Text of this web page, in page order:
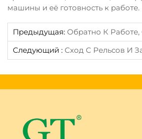
машины и её готовность к работе.
Предыдущая: Обратно К Работе, Обратно К Победам —
Следующий : Сход С Рельсов И Задиры На